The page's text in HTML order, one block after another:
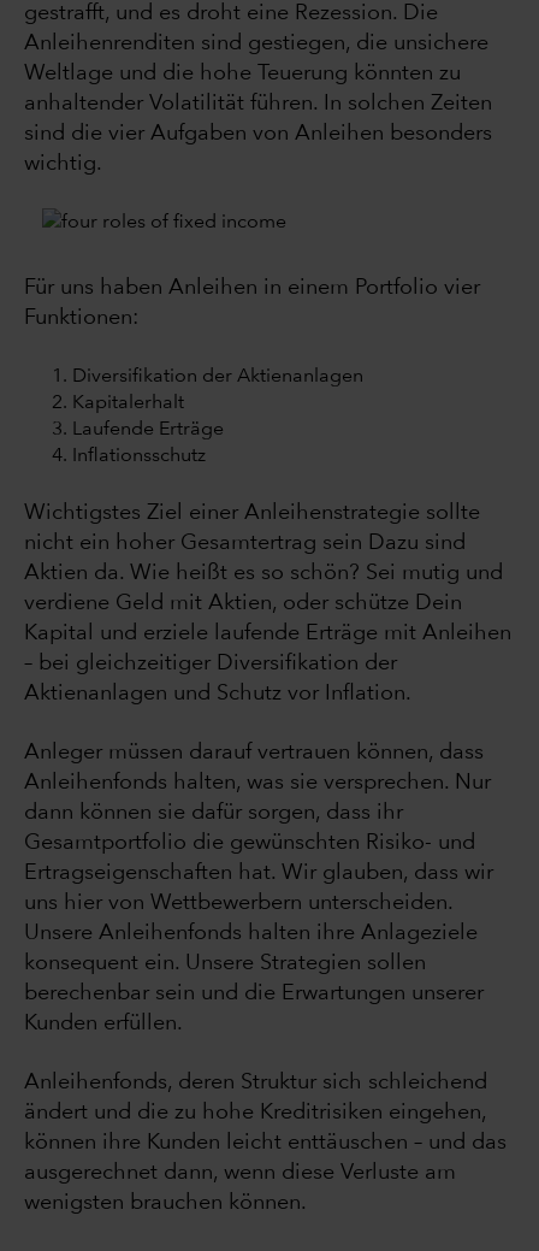
gestrafft, und es droht eine Rezession. Die
Anleihenrenditen sind gestiegen, die unsichere
Weltlage und die hohe Teuerung könnten zu
anhaltender Volatilität führen. In solchen Zeiten
sind die vier Aufgaben von Anleihen besonders
wichtig.
Für uns haben Anleihen in einem Portfolio vier
Funktionen:
Diversifikation der Aktienanlagen
Kapitalerhalt
Laufende Erträge
Inflationsschutz
Wichtigstes Ziel einer Anleihenstrategie sollte
nicht ein hoher Gesamtertrag sein Dazu sind
Aktien da. Wie heißt es so schön? Sei mutig und
verdiene Geld mit Aktien, oder schütze Dein
Kapital und erziele laufende Erträge mit Anleihen
– bei gleichzeitiger Diversifikation der
Aktienanlagen und Schutz vor Inflation.
Anleger müssen darauf vertrauen können, dass
Anleihenfonds halten, was sie versprechen. Nur
dann können sie dafür sorgen, dass ihr
Gesamtportfolio die gewünschten Risiko- und
Ertragseigenschaften hat. Wir glauben, dass wir
uns hier von Wettbewerbern unterscheiden.
Unsere Anleihenfonds halten ihre Anlageziele
konsequent ein. Unsere Strategien sollen
berechenbar sein und die Erwartungen unserer
Kunden erfüllen.
Anleihenfonds, deren Struktur sich schleichend
ändert und die zu hohe Kreditrisiken eingehen,
können ihre Kunden leicht enttäuschen – und das
ausgerechnet dann, wenn diese Verluste am
wenigsten brauchen können.